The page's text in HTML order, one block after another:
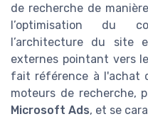
de recherche de
l’optimisation du
l’architecture du site
externes pointant vers
fait référence à l'achat
moteurs de recherche,
Microsoft Ads, et se